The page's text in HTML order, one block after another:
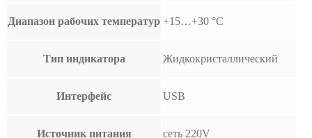
Диапазон рабочих температур +15…+30 °С
Тип индикатора Жидкокристаллический
Интерфейс USB
Источник питания сеть 220V